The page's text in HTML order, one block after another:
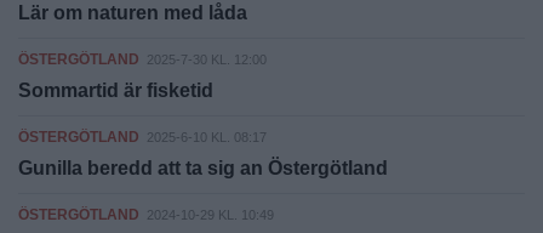
Lär om naturen med låda
ÖSTERGÖTLAND 2025-7-30 KL. 12:00
Sommartid är fisketid
ÖSTERGÖTLAND 2025-6-10 KL. 08:17
Gunilla beredd att ta sig an Östergötland
ÖSTERGÖTLAND 2024-10-29 KL. 10:49